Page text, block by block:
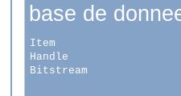
base de
Item
Handle
Bitstream